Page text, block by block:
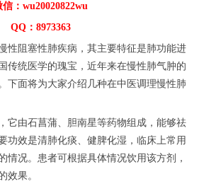
信：wu20020822wu
QQ：8973363
性阻塞性肺疾病，其主要特征是肺功能进
传统医学的瑰宝，近年来在慢性肺气肿的
下面将为大家介绍几种在中医调理慢性肺
它由石菖蒲、胆南星等药物组成，能够祛
功效是清肺化痰、健脾化湿，临床上常用
情况。患者可根据具体情况饮用该方剂，
效果。